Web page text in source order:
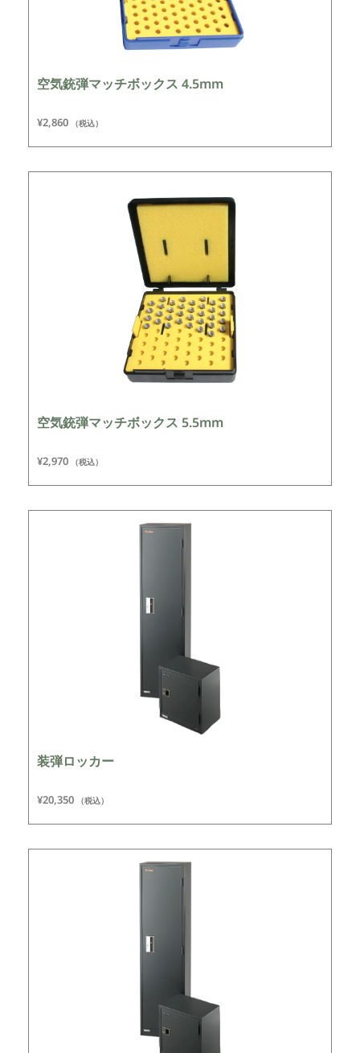
空気銃弾マッチボックス 4.5mm
¥2,860 （税込）
空気銃弾マッチボックス 5.5mm
¥2,970 （税込）
装弾ロッカー
¥20,350 （税込）